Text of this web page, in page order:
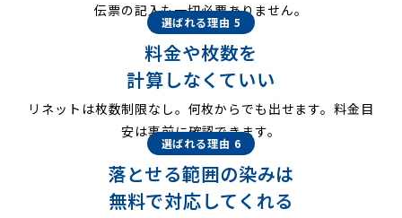
伝票の記入も一切必要ありません。
選ばれる理由 5
料金や枚数を
計算しなくていい
リネットは枚数制限なし。何枚からでも出せます。料金目
安は事前に確認できます。
選ばれる理由 6
落とせる範囲の染みは
無料で対応してくれる